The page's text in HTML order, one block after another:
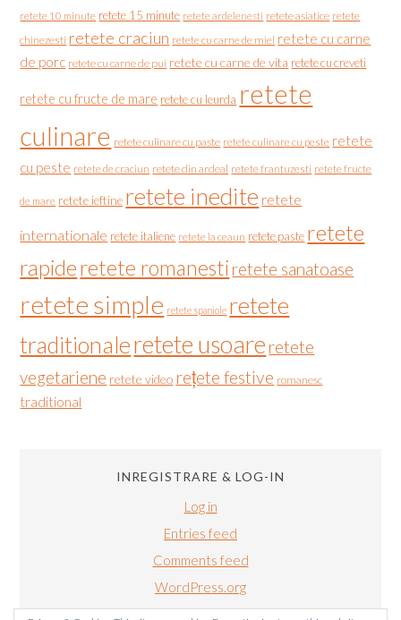
retete 10 minute retete 15 minute retete ardelenesti retete asiatice retete
chinezesti retete craciun retete cu carne de miel retete cu carne
de porc retete cu carne de pui retete cu carne de vita retete cu creveti
retete cu fructe de mare retete cu leurda retete
culinare retete culinare cu paste retete culinare cu peste retete
cu peste retete de craciun retete din ardeal retete frantuzesti retete fructe
de mare retete ieftine retete inedite retete
internationale retete italiene retete la ceaun retete paste retete
rapideretete romanesti retete sanatoase
retete simple retete spaniole retete
traditionaleretete usoare retete
vegetariene retete video rețete festive romanesc
traditional
INREGISTRARE & LOG-IN
Log in
Entries feed
Comments feed
WordPress.org